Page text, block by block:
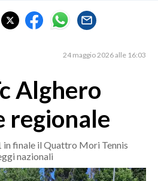
24 maggio 2026 alle 16:03
Alghero
regionale
in finale il Quattro Mori Tennis
nazionali